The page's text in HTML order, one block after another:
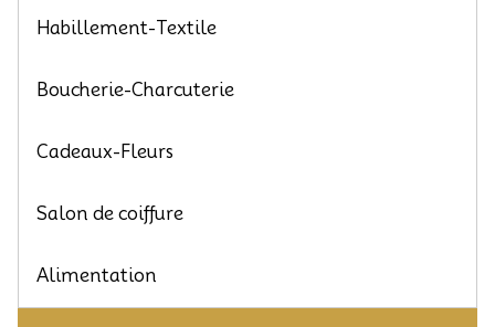
Habillement-Textile
Boucherie-Charcuterie
Cadeaux-Fleurs
Salon de coiffure
Alimentation